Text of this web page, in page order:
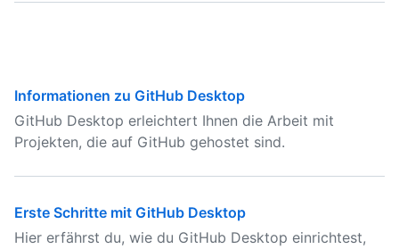
Informationen zu GitHub Desktop
GitHub Desktop erleichtert Ihnen die Arbeit mit
Projekten, die auf GitHub gehostet sind.
Erste Schritte mit GitHub Desktop
Hier erfährst du, wie du GitHub Desktop einrichtest,